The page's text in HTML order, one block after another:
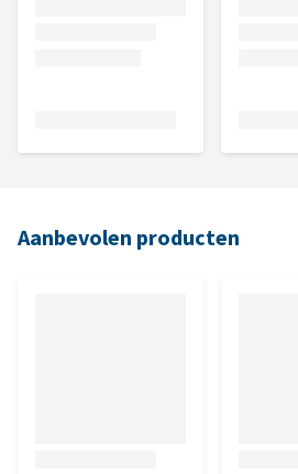
Aanbevolen producten